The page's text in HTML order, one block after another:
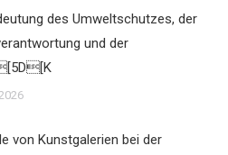
des Umweltschutzes, der
und der
von Kunstgalerien bei der